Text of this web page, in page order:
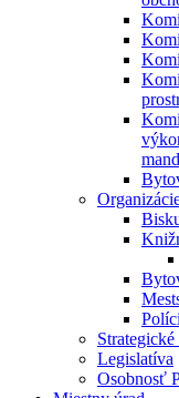
Legislatíva
Osobnosť